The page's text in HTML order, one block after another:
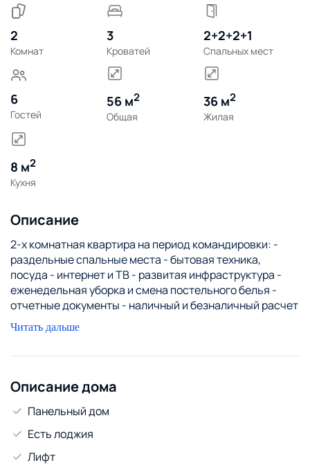
2
Комнат
3
Кроватей
2+2+2+1
Спальных мест
6
Гостей
56 м2
Общая
36 м2
Жилая
8 м2
Кухня
Описание
2-х комнатная квартира на период командировки: -
раздельные спальные места - бытовая техника,
посуда - интернет и ТВ - развитая инфраструктура -
еженедельная уборка и смена постельного белья -
отчетные документы - наличный и безналичный расчет
УНП790876738
Читать дальше
Описание дома
Панельный дом
Есть лоджия
Лифт